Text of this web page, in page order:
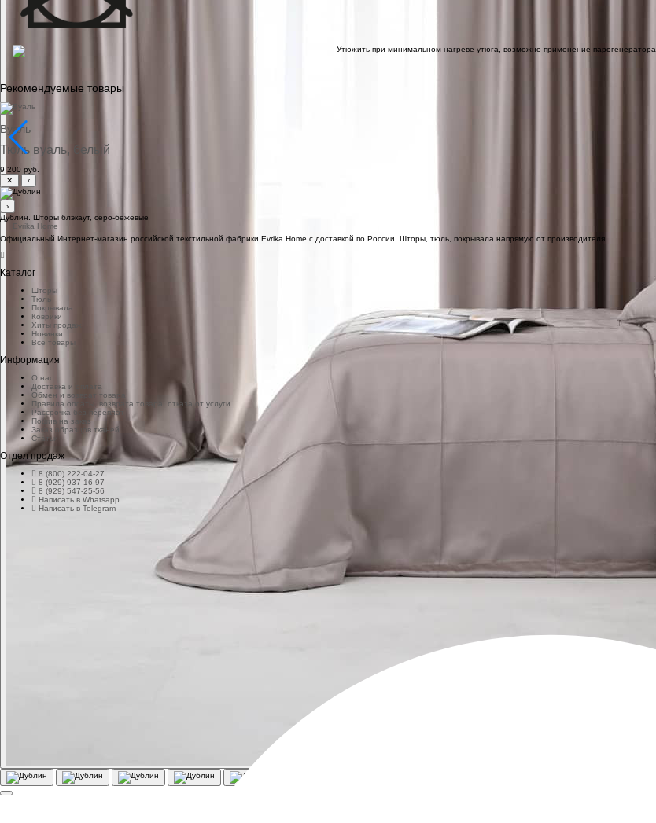
Утюжить при минимальном нагреве утюга, возможно применение парогенератора
Рекомендуемые товары
Вуаль
Тюль вуаль, белый
9 200 руб.
✕
‹
›
Дублин. Шторы блэкаут, серо-бежевые
Официальный Интернет-магазин российской текстильной фабрики Evrika Home c доставкой по России. Шторы, тюль, покрывала напрямую от производителя
Каталог
Шторы
Тюль
Покрывала
Коврики
Хиты продаж
Новинки
Все товары
Информация
О нас
Доставка и оплата
Обмен и возврат товара
Правила оплаты, возврата товара, отказа от услуги
Рассрочка без переплат
Пошив на заказ
Заказ образцов тканей
Статьи
Отдел продаж
8 (800) 222-04-27
8 (929) 937-16-97
8 (929) 547-25-56
Написать в Whatsapp
Написать в Telegram